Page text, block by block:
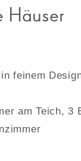
Häuser
feinem
am Teich, 3